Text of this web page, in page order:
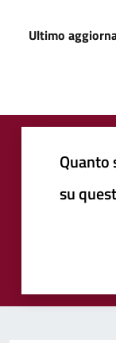
Ultimo
Quanto
su